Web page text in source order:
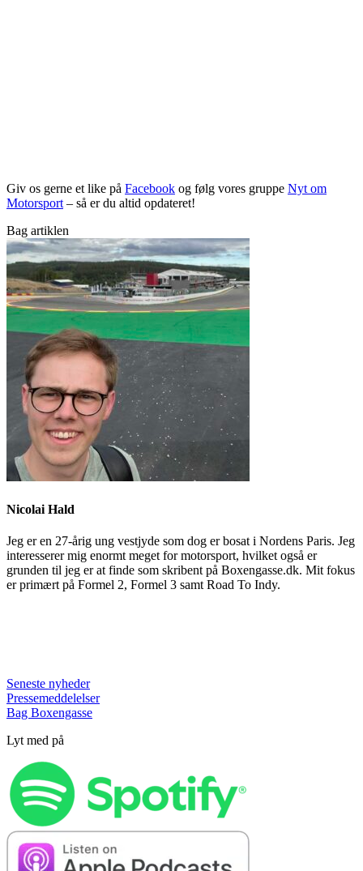
Giv os gerne et like på Facebook og følg vores gruppe Nyt om
Motorsport– så er du altid opdateret!
Bag artiklen
Nicolai Hald
Jeg er en 27-årig ung vestjyde som dog er bosat i Nordens Paris. Jeg
interesserer mig enormt meget for motorsport, hvilket også er
grunden til jeg er at finde som skribent på Boxengasse.dk. Mit fokus
er primært på Formel 2, Formel 3 samt Road To Indy.
Seneste nyheder
Pressemeddelelser
Bag Boxengasse
Lyt med på